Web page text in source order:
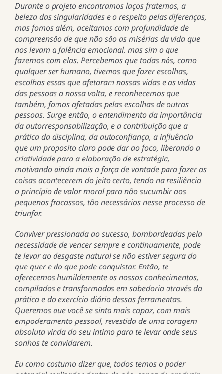
Durante o projeto encontramos laços fraternos, a
beleza das singularidades e o respeito pelas diferenças,
mas fomos além, aceitamos com profundidade de
compreensão de que não são as misérias da vida que
nos levam a falência emocional, mas sim o que
fazemos com elas. Percebemos que todas nós, como
qualquer ser humano, tivemos que fazer escolhas,
escolhas essas que afetaram nossas vidas e as vidas
das pessoas a nossa volta, e reconhecemos que
também, fomos afetadas pelas escolhas de outras
pessoas. Surge então, o entendimento da importância
da autorresponsabilização, e a contribuição que a
prática da disciplina, da autoconfiança, a influência
que um proposito claro pode dar ao foco, liberando a
criatividade para a elaboração de estratégia,
motivando ainda mais a força de vontade para fazer as
coisas acontecerem do jeito certo, tendo na resiliência
o princípio de valor moral para não sucumbir aos
pequenos fracassos, tão necessários nesse processo de
triunfar.
Conviver pressionada ao sucesso, bombardeadas pela
necessidade de vencer sempre e continuamente, pode
te levar ao desgaste natural se não estiver segura do
que quer e do que pode conquistar. Então, te
oferecemos humildemente os nossos conhecimentos,
compilados e transformados em sabedoria através da
prática e do exercício diário dessas ferramentas.
Queremos que você se sinta mais capaz, com mais
empoderamento pessoal, revestida de uma coragem
absoluta vinda do seu intimo para te levar onde seus
sonhos te convidarem.
Eu como costumo dizer que, todos temos o poder